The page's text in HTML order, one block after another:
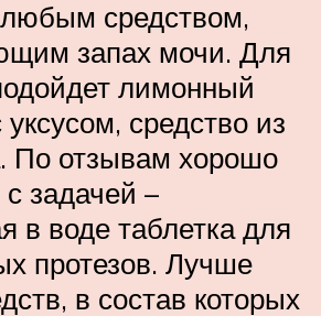
средством,
запах мочи. Для
лимонный
уксусом, средство из
По отзывам хорошо
задачей –
в воде таблетка для
протезов. Лучше
в состав которых